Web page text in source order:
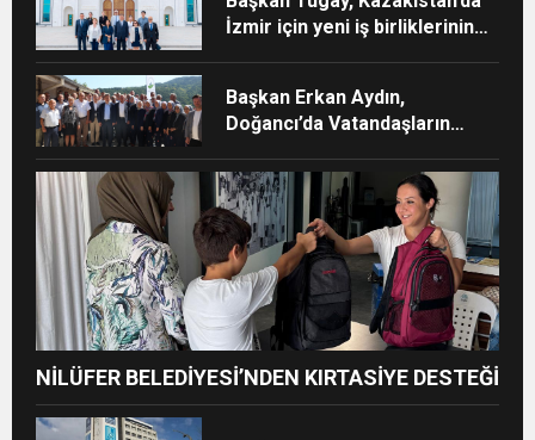
İzmir için yeni iş birliklerinin
Başkan Erkan Aydın,
Doğancı’da Vatandaşların
NİLÜFER BELEDİYESİ’NDEN KIRTASİYE DESTEĞİ